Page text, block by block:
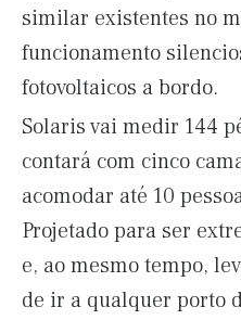
similar existentes no
funcionamento
fotovoltaicos a bordo.
Solaris vai medir 144
contará com cinco
acomodar até 10
Projetado para ser
e, ao mesmo tempo,
de ir a qualquer porto